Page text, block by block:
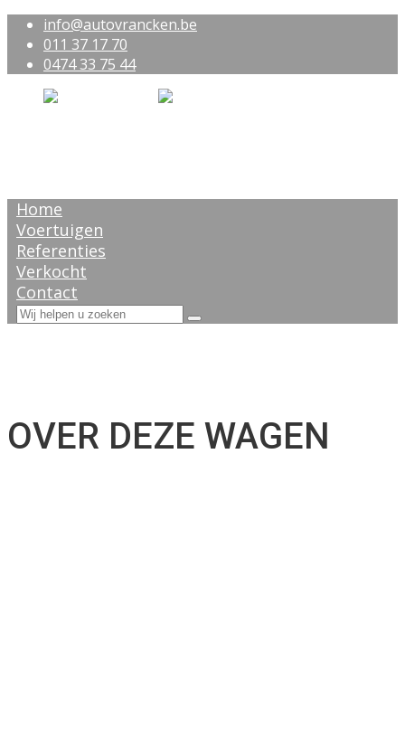
info@autovrancken.be
011 37 17 70
0474 33 75 44
Home
Voertuigen
Referenties
Verkocht
Contact
OVER DEZE WAGEN